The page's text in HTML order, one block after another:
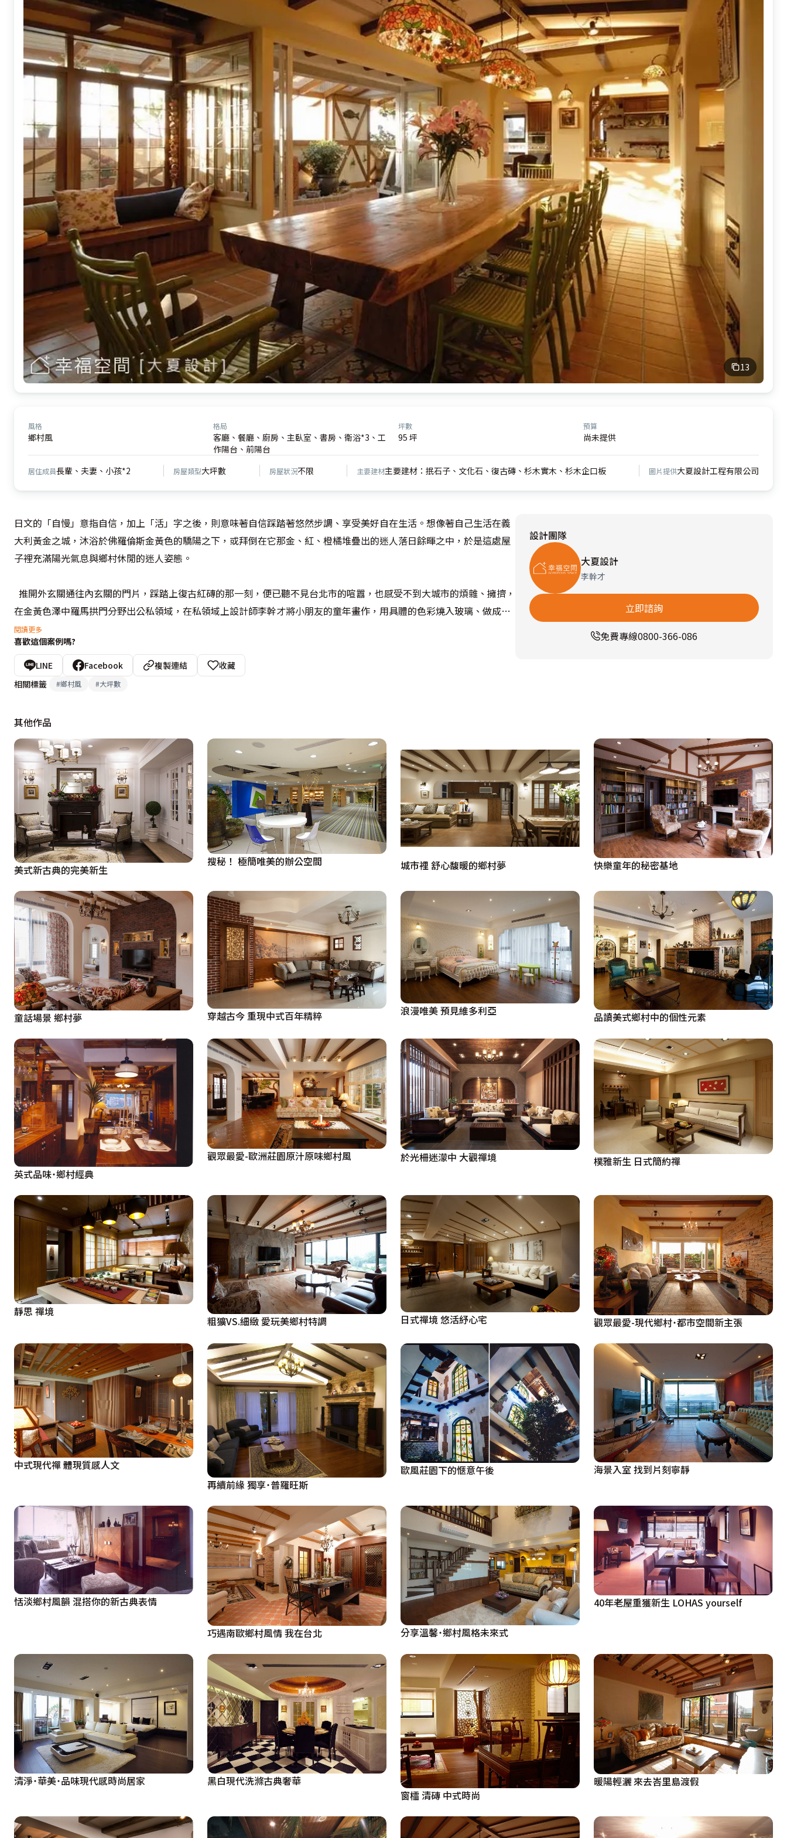
13
風格
鄉村風
格局
客廳、餐廳、廚房、主臥室、書房、衛浴*3、工
作陽台、前陽台
坪數
95 坪
預算
尚未提供
居住成員長輩、夫妻、小孩*2 房屋類型大坪數 房屋狀況不限 主要建材主要建材：抿石子、文化石、復古磚、杉木實木、杉木企口板 圖片提供大夏設計工程有限公司
日文的「自慢」意指自信，加上「活」字之後，則意味著自信踩踏著悠然步調、享受美好自在生活。想像著自己生活在義
大利黃金之城，沐浴於佛羅倫斯金黃色的驕陽之下，或拜倒在它那金、紅、橙橘堆疊出的迷人落日餘暉之中，於是這處屋
子裡充滿陽光氣息與鄉村休閒的迷人姿態。
  推開外玄關通往內玄關的門片，踩踏上復古紅磚的那一刻，便已聽不見台北市的喧囂，也感受不到大城市的煩雜、擁擠，
在金黃色澤中羅馬拱門分野出公私領域，在私領域上設計師李幹才將小朋友的童年畫作，用具體的色彩燒入玻璃、做成門
片，加以上掀床，讓在外求學的孩子，一回到家便有了親切的熟悉感，而規劃入書房的設計，將平日看似閒置的空間多了
一份利用。
  延續的圓弧中移動，轉換入客廳的大器，文化石堆砌而出的電視主牆，點出了歐式的鄉村休閒，不同於一般外加櫃體的設
托板，延伸性的實木線條，讓空間自然活潑；而用餐區塊四米長的實木桌體，則用一種天然的壯闊引人讚嘆，佐以垂懸而
下的第凡內吊燈，連光線都開始有了鄉村氣質。
  為了配合屋主的閱讀興趣，設計師用玻璃折門開敞小庭院，午后時光看那日光斜斜映在院子裡與餐廳的牆面上，而女主人
坐在餐廳旁的臥榻上，翻看著小說、品味著花茶，穿越格柵進入的燈光，猶如一幅停格的印象派畫作，而除了畫面優雅
外，杉木企口板築起的腰櫃，則讓藏書有了安穩居所，並成為空間的巧雅隔屏。
  於是，這裡成了台北市內的佛羅倫斯，一處流動著自慢生活氣氛的美好家園。
閱讀更多
喜歡這個案例嗎?
LINE Facebook 複製連結
收藏
相關標籤
#鄉村風 #大坪數
設計團隊
大夏設計
李幹才
立即諮詢
免費專線0800-366-086
其他作品
美式新古典的完美新生
搜秘！ 極簡唯美的辦公空間 城市裡 舒心馥暖的鄉村夢 快樂童年的秘密基地
童話場景 鄉村夢 穿越古今 重現中式百年精粹 浪漫唯美 預見維多利亞 品讀美式鄉村中的個性元素
英式品味˙鄉村經典
觀眾最愛-歐洲莊園原汁原味鄉村風 於光柵迷濛中 大觀禪境 樸雅新生 日式簡約禪
靜思 禪境
粗獷VS.細緻 愛玩美鄉村特調 日式禪境 悠活紓心宅 觀眾最愛-現代鄉村˙都市空間新主張
中式現代禪 體現質感人文
再續前緣 獨享˙普羅旺斯
歐風莊園下的愜意午後 海景入室 找到片刻寧靜
恬淡鄉村風韻 混搭你的新古典表情
巧遇南歐鄉村風情 我在台北 分享溫馨˙鄉村風格未來式
40年老屋重獲新生 LOHAS yourself
清淨˙華美˙品味現代感時尚居家
黑白現代洗滌古典奢華
窗櫺 清磚 中式時尚
暖陽輕灑 來去峇里島渡假